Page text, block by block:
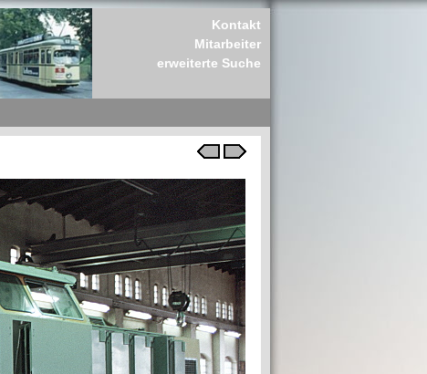
Kontakt
Mitarbeiter
erweiterte Suche